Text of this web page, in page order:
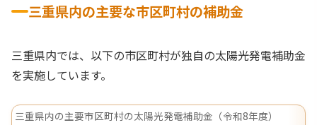
三重県内の主要な市区町村の補助金
三重県内では、以下の市区町村が独自の太陽光発電補助金
を実施しています。
三重県内の主要市区町村の太陽光発電補助金（令和8年度）